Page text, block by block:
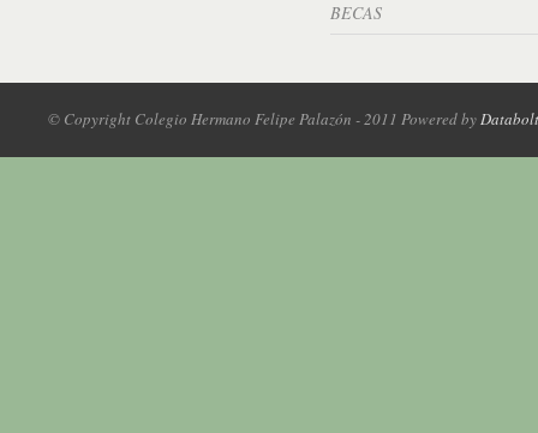
BECAS
© Copyright Colegio Hermano Felipe Palazón - 2011 Powered byDatabolt